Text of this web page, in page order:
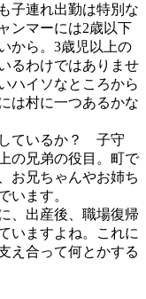
子連れ出勤は特別な
ンマーには2歳以下
から。3歳児以上の
るわけではありませ
ハイソなところから
は村に一つあるかな
ているか？ 子守
の兄弟の役目。町で
お兄ちゃんやお姉ち
います。
、出産後、職場復帰
いますよね。これに
え合って何とかする